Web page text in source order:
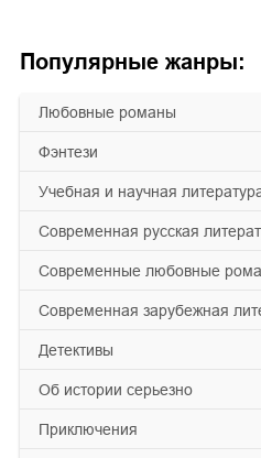
Популярные жанры:
любовные романы
фэнтези
учебная и научная
современная русская
современные любовные
современная зарубежная
детективы
об истории серьезно
приключения